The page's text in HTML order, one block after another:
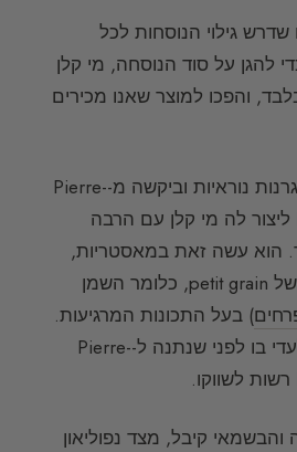
גילוי הנוסחות לכל
להגן על סוד הנוסחה, מי קלן
והפכו למוצר שאנו מכירים
הקיסרית אוגני סבלה ממיגרנות נוראיות וביקשה מ-Pierre-
François-Pascal Guerlain ליצור לה מי קלן עם הרבה
הוא עשה זאת במאסטריות,
תוך שימוש בכמות גבוהה של petit grain, כלומר השמן
) בעל התכונות המרגיעות.
לקיסרית הייתה שימוש בלעדי בו לפני שנתנה ל-Pierre-
קיבל, מצד נפוליאון